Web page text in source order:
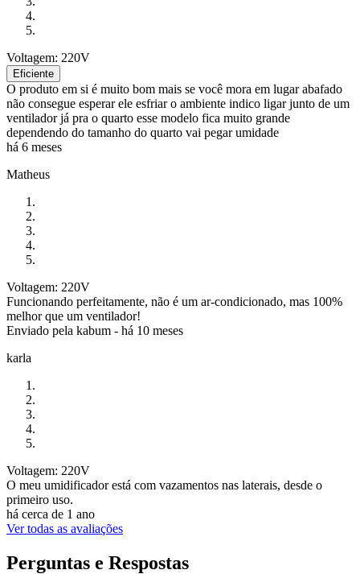
Voltagem: 220V
Eficiente
O produto em si é muito bom mais se você mora em lugar abafado
não consegue esperar ele esfriar o ambiente indico ligar junto de um
ventilador já pra o quarto esse modelo fica muito grande
dependendo do tamanho do quarto vai pegar umidade
há 6 meses
Matheus
Voltagem: 220V
Funcionando perfeitamente, não é um ar-condicionado, mas 100%
melhor que um ventilador!
Enviado pela kabum - há 10 meses
karla
Voltagem: 220V
O meu umidificador está com vazamentos nas laterais, desde o
primeiro uso.
há cerca de 1 ano
Ver todas as avaliações
Perguntas e Respostas